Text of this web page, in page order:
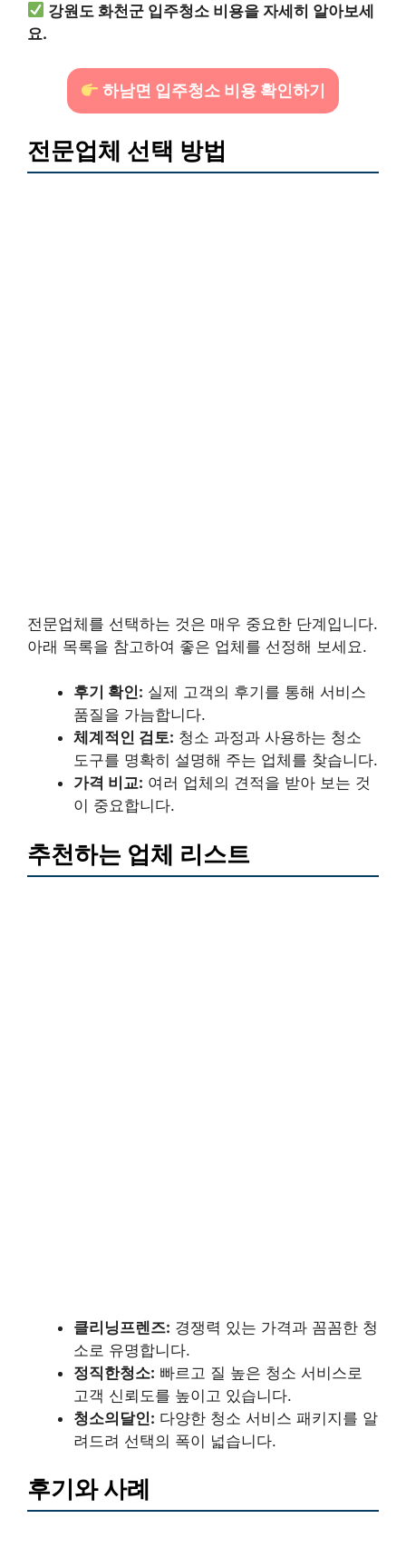
강원도 화천군 입주청소 비용을 자세히 알아보세
요.
하남면 입주청소 비용 확인하기
전문업체 선택 방법
전문업체를 선택하는 것은 매우 중요한 단계입니다.
아래 목록을 참고하여 좋은 업체를 선정해 보세요.
후기 확인: 실제 고객의 후기를 통해 서비스
품질을 가늠합니다.
체계적인 검토: 청소 과정과 사용하는 청소
도구를 명확히 설명해 주는 업체를 찾습니다.
가격 비교: 여러 업체의 견적을 받아 보는 것
이 중요합니다.
추천하는 업체 리스트
클리닝프렌즈: 경쟁력 있는 가격과 꼼꼼한 청
소로 유명합니다.
정직한청소: 빠르고 질 높은 청소 서비스로
고객 신뢰도를 높이고 있습니다.
청소의달인: 다양한 청소 서비스 패키지를 알
려드려 선택의 폭이 넓습니다.
후기와 사례